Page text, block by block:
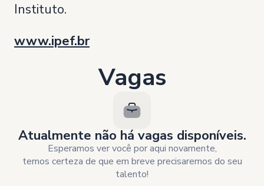
Instituto.
www.ipef.br
Vagas
Atualmente não há vagas disponíveis.
Esperamos ver você por aqui novamente,
temos certeza de que em breve precisaremos do seu
talento!